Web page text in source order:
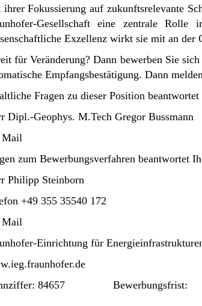
Fokussierung auf zukunftsrelevante
Gesellschaft eine zentrale
Exzellenz wirkt sie mit an der
für Veränderung? Dann bewerben Sie
Empfangsbestätigung. Dann
Fragen zu dieser Position beantwortet
Dipl.-Geophys. M.Tech Gregor Bussmann
Mail
zum Bewerbungsverfahren beantwortet
Philipp Steinborn
+49 355 35540 172
Mail
Einrichtung für
84657 Bewerbungsfrist: